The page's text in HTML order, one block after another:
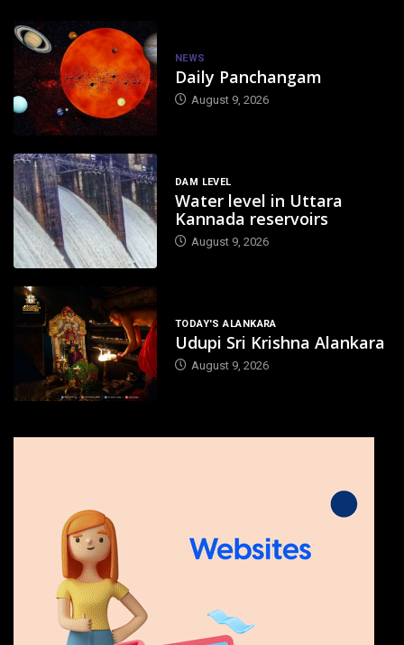
NEWS
Daily Panchangam
August 9, 2026
DAM LEVEL
Water level in Uttara
Kannada reservoirs
August 9, 2026
TODAY'S ALANKARA
Udupi Sri Krishna Alankara
August 9, 2026